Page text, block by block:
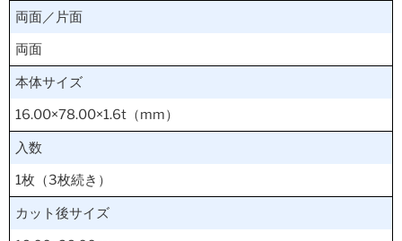
両面／片面
両面
本体サイズ
16.00×78.00×1.6t（mm）
入数
1枚（3枚続き）
カット後サイズ